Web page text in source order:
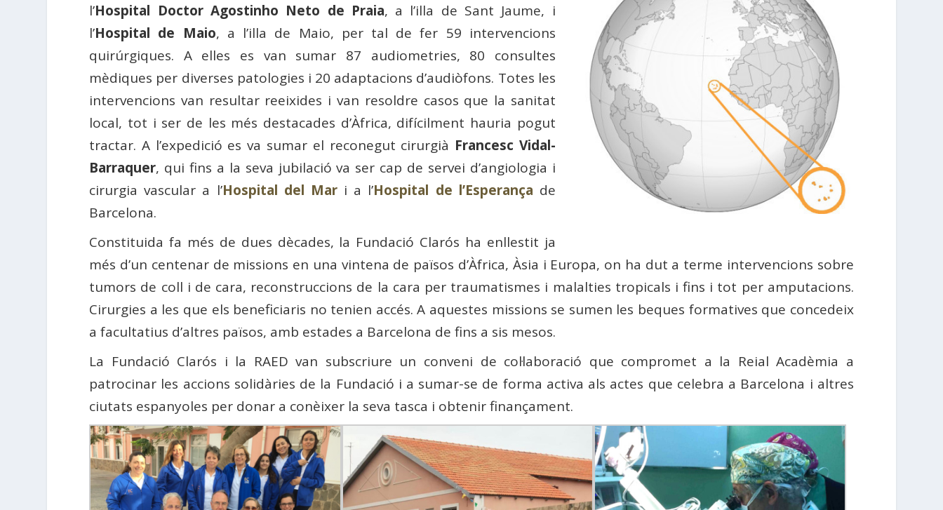
l’Hospital Doctor Agostinho Neto de Praia, a l’illa de Sant Jaume, i
l’Hospital de Maio, a l’illa de Maio, per tal de fer 59 intervencions
quirúrgiques. A elles es van sumar 87 audiometries, 80 consultes
mèdiques per diverses patologies i 20 adaptacions d’audiòfons. Totes les
intervencions van resultar reeixides i van resoldre casos que la sanitat
local, tot i ser de les més destacades d’Àfrica, difícilment hauria pogut
tractar. A l’expedició es va sumar el reconegut cirurgià Francesc Vidal-
Barraquer, qui fins a la seva jubilació va ser cap de servei d’angiologia i
cirurgia vascular a l’Hospital del Mari a l’Hospital de l’Esperança de
Barcelona.
Constituida fa més de dues dècades, la Fundació Clarós ha enllestit ja
més d’un centenar de missions en una vintena de països d’Àfrica, Àsia i Europa, on ha dut a terme intervencions sobre
tumors de coll i de cara, reconstruccions de la cara per traumatismes i malalties tropicals i fins i tot per amputacions.
Cirurgies a les que els beneficiaris no tenien accés. A aquestes missions se sumen les beques formatives que concedeix
a facultatius d’altres països, amb estades a Barcelona de fins a sis mesos.
La Fundació Clarós i la RAED van subscriure un conveni de col·laboració que compromet a la Reial Acadèmia a
patrocinar les accions solidàries de la Fundació i a sumar-se de forma activa als actes que celebra a Barcelona i altres
ciutats espanyoles per donar a conèixer la seva tasca i obtenir finançament.